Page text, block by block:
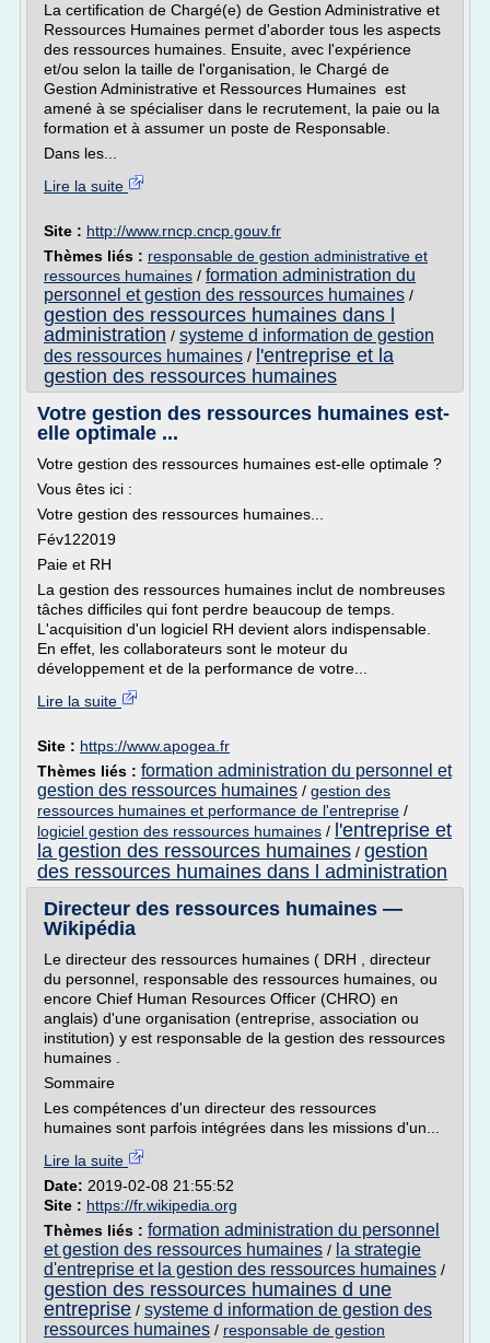
La certification de Chargé(e) de Gestion Administrative et
Ressources Humaines permet d'aborder tous les aspects
des ressources humaines. Ensuite, avec l'expérience
et/ou selon la taille de l'organisation, le Chargé de
Gestion Administrative et Ressources Humaines est
amené à se spécialiser dans le recrutement, la paie ou la
formation et à assumer un poste de Responsable.
Dans les...
Lire la suite
Site : http://www.rncp.cncp.gouv.fr
Thèmes liés : responsable de gestion administrative et
ressources humaines / formation administration du
personnel et gestion des ressources humaines /
gestion des ressources humaines dans l
administration / systeme d information de gestion
des ressources humaines / l'entreprise et la
gestion des ressources humaines
Votre gestion des ressources humaines est-
elle optimale ...
Votre gestion des ressources humaines est-elle optimale ?
Vous êtes ici :
Votre gestion des ressources humaines...
Fév122019
Paie et RH
La gestion des ressources humaines inclut de nombreuses
tâches difficiles qui font perdre beaucoup de temps.
L'acquisition d'un logiciel RH devient alors indispensable.
En effet, les collaborateurs sont le moteur du
développement et de la performance de votre...
Lire la suite
Site : https://www.apogea.fr
Thèmes liés : formation administration du personnel et
gestion des ressources humaines / gestion des
ressources humaines et performance de l'entreprise /
logiciel gestion des ressources humaines / l'entreprise et
la gestion des ressources humaines / gestion
des ressources humaines dans l administration
Directeur des ressources humaines —
Wikipédia
Le directeur des ressources humaines ( DRH , directeur
du personnel, responsable des ressources humaines, ou
encore Chief Human Resources Officer (CHRO) en
anglais) d'une organisation (entreprise, association ou
institution) y est responsable de la gestion des ressources
humaines .
Sommaire
Les compétences d'un directeur des ressources
humaines sont parfois intégrées dans les missions d'un...
Lire la suite
Date: 2019-02-08 21:55:52
Site : https://fr.wikipedia.org
Thèmes liés : formation administration du personnel
et gestion des ressources humaines / la strategie
d'entreprise et la gestion des ressources humaines /
gestion des ressources humaines d une
entreprise / systeme d information de gestion des
ressources humaines / responsable de gestion